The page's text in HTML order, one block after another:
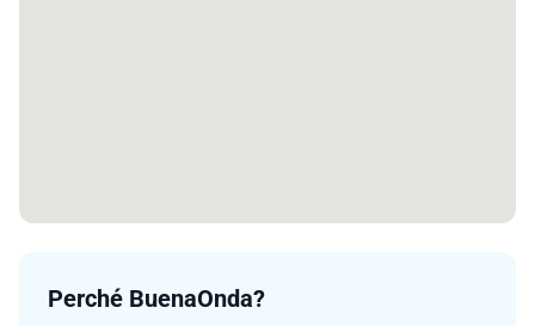
Perché BuenaOnda?